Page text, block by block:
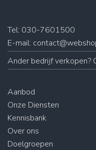
Tel: 030-7601500
E-mail:
Ander bedrijf verkopen?
Aanbod
Onze Diensten
Kennisbank
Over ons
Doelgroepen